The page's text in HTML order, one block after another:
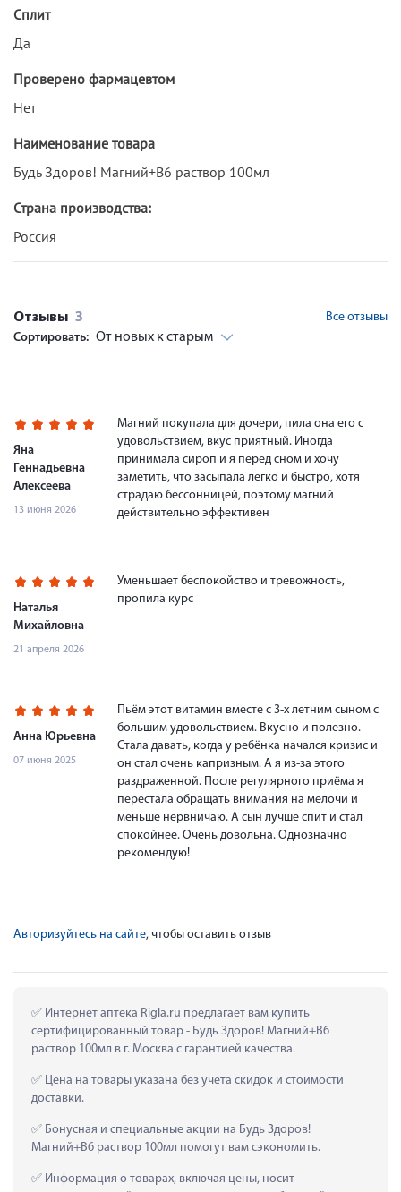
Сплит
Да
Проверено фармацевтом
Нет
Наименование товара
Будь Здоров! Магний+В6 раствор 100мл
Страна производства:
Россия
Отзывы 3
Все отзывы
Сортировать: От новых к старым
Яна
Геннадьевна
Алексеева
13 июня 2026
Магний покупала для дочери, пила она его с
удовольствием, вкус приятный. Иногда
принимала сироп и я перед сном и хочу
заметить, что засыпала легко и быстро, хотя
страдаю бессонницей, поэтому магний
действительно эффективен
Наталья
Михайловна
21 апреля 2026
Уменьшает беспокойство и тревожность,
пропила курс
Анна Юрьевна
07 июня 2025
Пьём этот витамин вместе с 3-х летним сыном с
большим удовольствием. Вкусно и полезно.
Стала давать, когда у ребёнка начался кризис и
он стал очень капризным. А я из-за этого
раздраженной. После регулярного приёма я
перестала обращать внимания на мелочи и
меньше нервничаю. А сын лучше спит и стал
спокойнее. Очень довольна. Однозначно
рекомендую!
Авторизуйтесь на сайте, чтобы оставить отзыв
Интернет аптека Rigla.ru предлагает вам купить
сертифицированный товар - Будь Здоров! Магний+В6
раствор 100мл в г. Москва с гарантией качества.
Цена на товары указана без учета скидок и стоимости
доставки.
Бонусная и специальные акции на Будь Здоров!
Магний+В6 раствор 100мл помогут вам сэкономить.
Информация о товарах, включая цены, носит